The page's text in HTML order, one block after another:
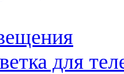
для